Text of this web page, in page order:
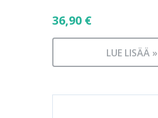
36,90 €
LUE LISÄÄ »